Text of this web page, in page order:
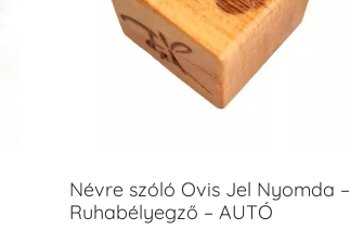
Névre szóló Ovis Jel Nyomda –
Ruhabélyegző – AUTÓ